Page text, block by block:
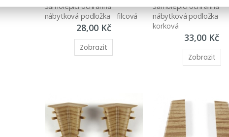
Samolepící ochranná
nábytková podložka - filcová
28,00 Kč
Zobrazit
Samolepící ochranná
nábytková podložka -
korková
33,00 Kč
Zobrazit